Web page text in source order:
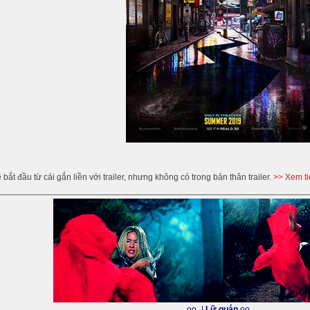
bắt đầu từ cái gắn liền với trailer, nhưng không có trong bản thân trailer. >> Xem